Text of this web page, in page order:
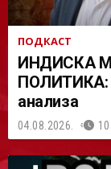
ПОДКАСТ
ИНДИСКА
ПОЛИТИКА:
анализа
04.08.2026.